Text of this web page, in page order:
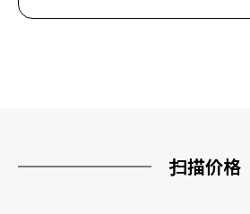
扫描价格